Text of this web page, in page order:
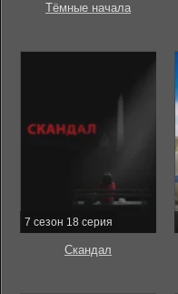
Тёмные начала
7 сезон 18 серия
Скандал